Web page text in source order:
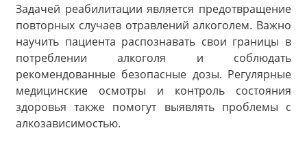
Задачей реабилитации является предотвращение
повторных случаев отравлений алкоголем. Важно
научить пациента распознавать свои границы в
потреблении алкоголя и соблюдать
рекомендованные безопасные дозы. Регулярные
медицинские осмотры и контроль состояния
здоровья также помогут выявлять проблемы с
алкозависимостью.